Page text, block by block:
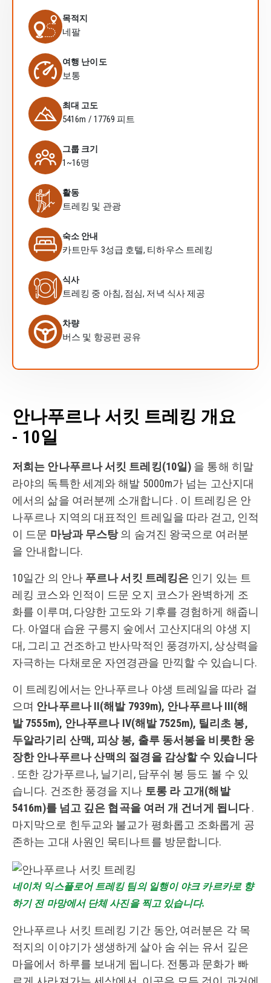
목적지
네팔
여행 난이도
보통
최대 고도
5416m / 17769 피트
그룹 크기
1~16명
활동
트레킹 및 관광
숙소 안내
카트만두 3성급 호텔, 티하우스 트레킹
식사
트레킹 중 아침, 점심, 저녁 식사 제공
차량
버스 및 항공편 공유
안나푸르나 서킷 트레킹 개요
- 10일
저희는 안나푸르나 서킷 트레킹(10일) 을 통해 히말
라야의 독특한 세계와 해발 5000m가 넘는 고산지대
에서의 삶을 여러분께 소개합니다 . 이 트레킹은 안
나푸르나 지역의 대표적인 트레일을 따라 걷고, 인적
이 드문 마낭과 무스탕의 숨겨진 왕국으로 여러분
을 안내합니다.
10일간 의 안나 푸르나 서킷 트레킹은 인기 있는 트
레킹 코스와 인적이 드문 오지 코스가 완벽하게 조
화를 이루며, 다양한 고도와 기후를 경험하게 해줍니
다. 아열대 습윤 구릉지 숲에서 고산지대의 야생 지
대, 그리고 건조하고 반사막적인 풍경까지, 상상력을
자극하는 다채로운 자연경관을 만끽할 수 있습니다.
이 트레킹에서는 안나푸르나 야생 트레일을 따라 걸
으며 안나푸르나 II(해발 7939m), 안나푸르나 III(해
발 7555m), 안나푸르나 IV(해발 7525m), 틸리초 봉,
두알라기리 산맥, 피상 봉, 출루 동서봉을 비롯한 웅
장한 안나푸르나 산맥의 절경을 감상할 수 있습니다
. 또한 강가푸르나, 닐기리, 담푸쉬 봉 등도 볼 수 있
습니다. 건조한 풍경을 지나 토롱 라 고개(해발
5416m)를 넘고 깊은 협곡을 여러 개 건너게 됩니다.
마지막으로 힌두교와 불교가 평화롭고 조화롭게 공
존하는 고대 사원인 묵티나트를 방문합니다.
네이처 익스플로어 트레킹 팀의 일행이 야크 카르카로 향
하기 전 마망에서 단체 사진을 찍고 있습니다.
안나푸르나 서킷 트레킹 기간 동안, 여러분은 각 목
적지의 이야기가 생생하게 살아 숨 쉬는 유서 깊은
마을에서 하루를 보내게 됩니다. 전통과 문화가 빠